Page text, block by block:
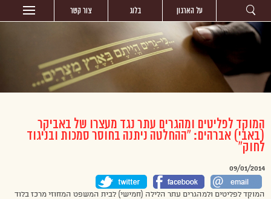
על הארגון בלוג צור קשר
המוקד לפליטים ומהגרים עתר נגד מעצרו של באביקר
(באבי) אברהים: “ההחלטה ניתנה בחוסר סמכות ובניגוד
לחוק”
09/01/2014
המוקד לפליטים ולמהגרים עתר הלילה (חמישי) לבית המשפט המחוזי מרכז בלוד